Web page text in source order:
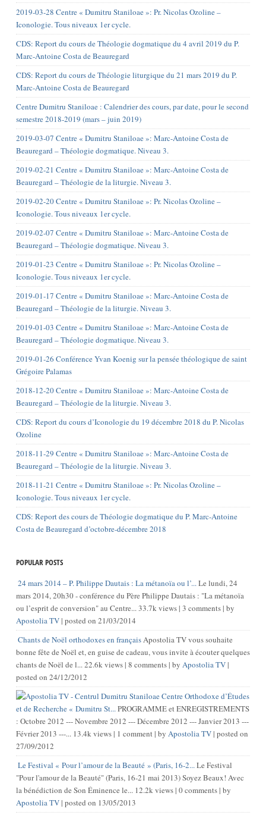
2019-03-28 Centre « Dumitru Staniloae »: Pr. Nicolas Ozoline –
Iconologie. Tous niveaux 1er cycle.
CDS: Report du cours de Théologie dogmatique du 4 avril 2019 du P.
Marc-Antoine Costa de Beauregard
CDS: Report du cours de Théologie liturgique du 21 mars 2019 du P.
Marc-Antoine Costa de Beauregard
Centre Dumitru Staniloae : Calendrier des cours, par date, pour le second
semestre 2018-2019 (mars – juin 2019)
2019-03-07 Centre « Dumitru Staniloae »: Marc-Antoine Costa de
Beauregard – Théologie dogmatique. Niveau 3.
2019-02-21 Centre « Dumitru Staniloae »: Marc-Antoine Costa de
Beauregard – Théologie de la liturgie. Niveau 3.
2019-02-20 Centre « Dumitru Staniloae »: Pr. Nicolas Ozoline –
Iconologie. Tous niveaux 1er cycle.
2019-02-07 Centre « Dumitru Staniloae »: Marc-Antoine Costa de
Beauregard – Théologie dogmatique. Niveau 3.
2019-01-23 Centre « Dumitru Staniloae »: Pr. Nicolas Ozoline –
Iconologie. Tous niveaux 1er cycle.
2019-01-17 Centre « Dumitru Staniloae »: Marc-Antoine Costa de
Beauregard – Théologie de la liturgie. Niveau 3.
2019-01-03 Centre « Dumitru Staniloae »: Marc-Antoine Costa de
Beauregard – Théologie dogmatique. Niveau 3.
2019-01-26 Conférence Yvan Koenig sur la pensée théologique de saint
Grégoire Palamas
2018-12-20 Centre « Dumitru Staniloae »: Marc-Antoine Costa de
Beauregard – Théologie de la liturgie. Niveau 3.
CDS: Report du cours d’Iconologie du 19 décembre 2018 du P. Nicolas
Ozoline
2018-11-29 Centre « Dumitru Staniloae »: Marc-Antoine Costa de
Beauregard – Théologie de la liturgie. Niveau 3.
2018-11-21 Centre « Dumitru Staniloae »: Pr. Nicolas Ozoline –
Iconologie. Tous niveaux 1er cycle.
CDS: Report des cours de Théologie dogmatique du P. Marc-Antoine
Costa de Beauregard d’octobre-décembre 2018
POPULAR POSTS
24 mars 2014 – P. Philippe Dautais : La métanoïa ou l’...Le lundi, 24
mars 2014, 20h30 - conférence du Père Philippe Dautais : "La métanoïa
ou l’esprit de conversion" au Centre...33.7k views| 3 comments| by
Apostolia TV| posted on 21/03/2014
Chants de Noël orthodoxes en françaisApostolia TV vous souhaite
bonne fête de Noël et, en guise de cadeau, vous invite à écouter quelques
chants de Noël de l...22.6k views| 8 comments| by Apostolia TV|
posted on 24/12/2012
Centre Orthodoxe d’Études
et de Recherche « Dumitru St...PROGRAMME et ENREGISTREMENTS
: Octobre 2012 --- Novembre 2012 --- Décembre 2012 --- Janvier 2013 ---
Février 2013 ---... 13.4k views| 1 comment| by Apostolia TV| posted on
27/09/2012
Le Festival « Pour l’amour de la Beauté » (Paris, 16-2...Le Festival
"Pour l'amour de la Beauté" (Paris, 16-21 mai 2013) Soyez Beaux! Avec
la bénédiction de Son Éminence le... 12.2k views| 0 comments| by
Apostolia TV| posted on 13/05/2013